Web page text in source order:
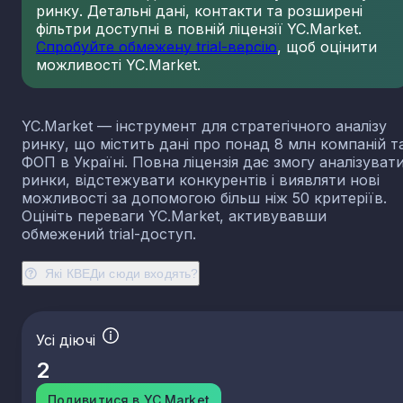
Які КВЕДи сюди входять?
ринку. Детальні дані, контакти та розширені
фільтри доступні в повній ліцензії YC.Market.
Спробуйте обмежену trial-версію, щоб оцінити
можливості YC.Market.
YC.Market — інструмент для стратегічного аналізу
ринку, що містить дані про понад 8 млн компаній
ФОП в Україні. Повна ліцензія дає змогу
ринки, відстежувати конкурентів і виявляти нові
можливості за допомогою більш ніж 50 критеріїв.
Оцініть переваги YC.Market, активувавши
обмежений trial-доступ.
Усі діючі
2
Подивитися в YC.Market
23.13 Виробництво порожнистого скла
23.14 Виробництво скловолокна
23.19 Виробництво й оброблення інших скляних
23.31 Виробництво керамічних плиток і плит
23.32 Виробництво цегли, черепиці та інших
виробів із випаленої глини
23.41
Виробництво господарських і декоративних
керамічних виробів
23.42
Виробництво керамічних санітарно-технічних
23.43 Виробництво керамічних електроізоляторів та
ізоляційної арматури
призначення
23.49 Виробництво інших керамічних виробів
23.52 Виробництво вапна та гіпсових сумішей